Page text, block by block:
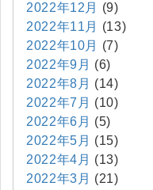
2022年12月
(9)
2022年11月
(13)
2022年10月
(7)
2022年9月 (6)
2022年8月 (14)
2022年7月 (10)
2022年6月 (5)
2022年5月 (15)
2022年4月 (13)
2022年3月 (21)